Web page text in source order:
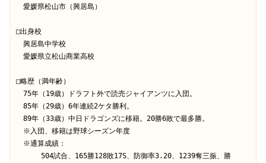
愛媛県松山市（興居島）
□出身校
興居島中学校
愛媛県立松山商業高校
□略歴（満年齢）
75年（19歳）ドラフト外で読売ジャイアンツに入団。
85年（29歳）6年連続2ケタ勝利。
89年（33歳）中日ドラゴンズに移籍。20勝6敗で最多勝。
※入団、移籍は野球シーズン年度
※通算成績：